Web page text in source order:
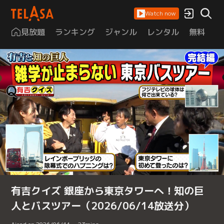
Watch now
見放題 ランキング ジャンル レンタル 無料
有吉クイズ 銀座から東京タワーへ！知の巨
人とバスツアー（2026/06/14放送分）